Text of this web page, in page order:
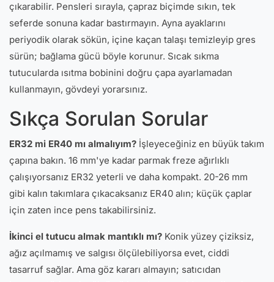
çıkarabilir. Pensleri sırayla, çapraz biçimde sıkın, tek
seferde sonuna kadar bastırmayın. Ayna ayaklarını
periyodik olarak sökün, içine kaçan talaşı temizleyip gres
sürün; bağlama gücü böyle korunur. Sıcak sıkma
tutucularda ısıtma bobinini doğru çapa ayarlamadan
kullanmayın, gövdeyi yorarsınız.
Sıkça Sorulan Sorular
ER32 mi ER40 mı almalıyım? İşleyeceğiniz en büyük takım
çapına bakın. 16 mm'ye kadar parmak freze ağırlıklı
çalışıyorsanız ER32 yeterli ve daha kompakt. 20-26 mm
gibi kalın takımlara çıkacaksanız ER40 alın; küçük çaplar
için zaten ince pens takabilirsiniz.
İkinci el tutucu almak mantıklı mı? Konik yüzey çiziksiz,
ağız açılmamış ve salgısı ölçülebiliyorsa evet, ciddi
tasarruf sağlar. Ama göz kararı almayın; satıcıdan